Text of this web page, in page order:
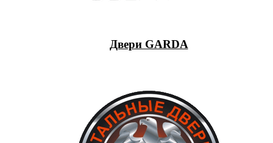
Двери GARDA